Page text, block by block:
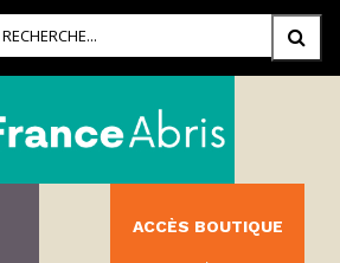
ACCÈS BOUTIQUE